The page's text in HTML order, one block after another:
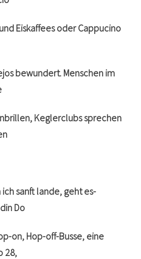
Eiskaffees oder Cappucino
bewundert. Menschen im
Keglerclubs sprechen
sanft lande, geht es-
Do
on, Hop-off-Busse, eine
28,